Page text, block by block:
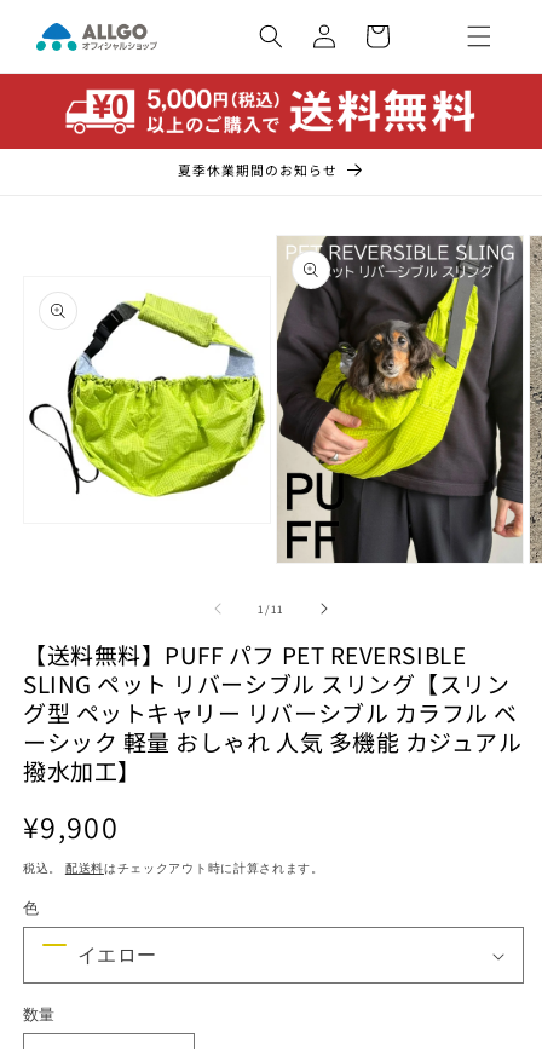
ンツに
進む
ロ
イ
ン
ー
夏季休業期間のお知らせ
デ
ィ
ア
(1)
を
開
く
ダ
で
メ
デ
ィ
ア
1/の
11
【送料無料】PUFF パフ PET REVERSIBLE
SLING ペット リバーシブル スリング【スリン
グ型 ペットキャリー リバーシブル カラフル ベ
ーシック 軽量 おしゃれ 人気 多機能 カジュアル
撥水加工】
通
常
価
格
¥9,900
税込。 配送料はチェックアウト時に計算されます。
色
数量